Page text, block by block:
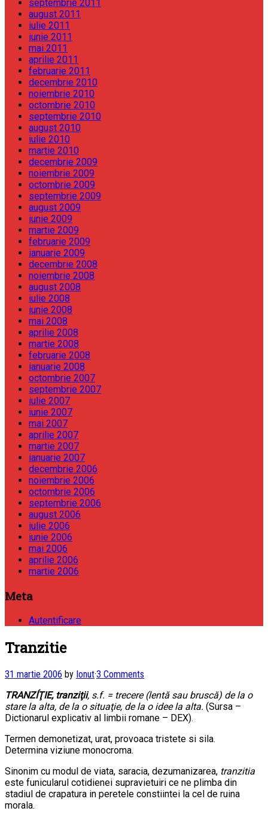
septembrie 2011
august 2011
iulie 2011
iunie 2011
mai 2011
aprilie 2011
februarie 2011
decembrie 2010
noiembrie 2010
octombrie 2010
septembrie 2010
august 2010
iulie 2010
martie 2010
decembrie 2009
noiembrie 2009
octombrie 2009
septembrie 2009
august 2009
iunie 2009
martie 2009
februarie 2009
ianuarie 2009
decembrie 2008
noiembrie 2008
august 2008
iulie 2008
iunie 2008
mai 2008
aprilie 2008
martie 2008
februarie 2008
ianuarie 2008
octombrie 2007
septembrie 2007
iulie 2007
iunie 2007
mai 2007
aprilie 2007
martie 2007
ianuarie 2007
decembrie 2006
noiembrie 2006
octombrie 2006
septembrie 2006
august 2006
iulie 2006
iunie 2006
mai 2006
aprilie 2006
martie 2006
Meta
Autentificare
Tranzitie
31 martie 2006 by Ionut·3 Comments
TRANZÍŢIE, tranziţii, s.f. = trecere (lentă sau bruscă) de la o
stare la alta, de la o situaţie, de la o idee la alta. (Sursa –
Dictionarul explicativ al limbii romane – DEX).
Termen demonetizat, urat, provoaca tristete si sila.
Determina viziune monocroma.
Sinonim cu modul de viata, saracia, dezumanizarea, tranzitia
este funicularul cotidienei supravietuiri ce ne plimba din
stadiul de crapatura in peretele constiintei la cel de ruina
morala.